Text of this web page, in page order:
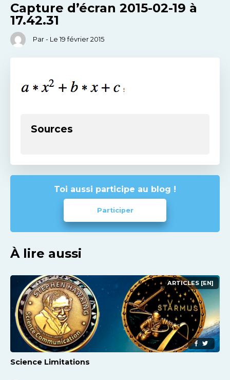
Capture d’écran 2015-02-19 à
17.42.31
Par - Le 19 février 2015
Sources
Toi aussi participe au blog !
Participer
À lire aussi
ARTICLES [EN]
Science Limitations